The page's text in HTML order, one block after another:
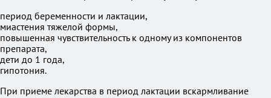
период беременности и лактации,
миастения тяжелой формы,
повышенная чувствительность к одному из компонентов
препарата,
дети до 1 года,
гипотония.
При приеме лекарства в период лактации вскармливание